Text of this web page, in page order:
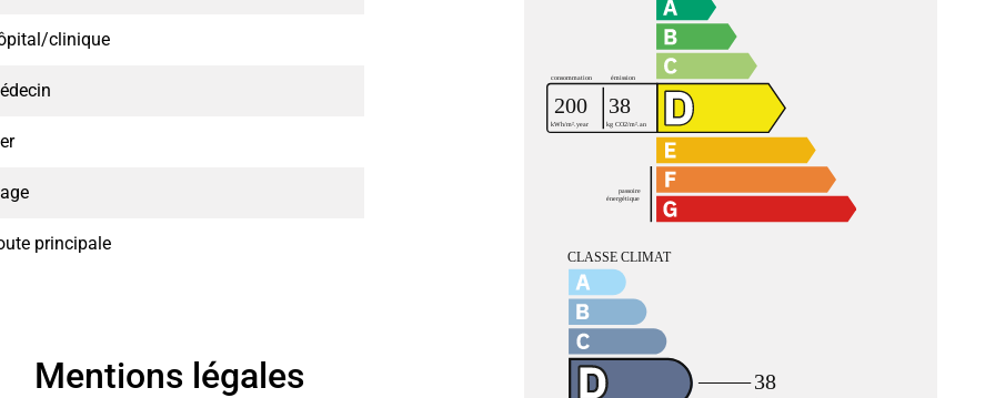
clinique
principale
Mentions légales